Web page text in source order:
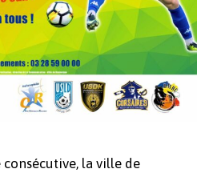
la ville de